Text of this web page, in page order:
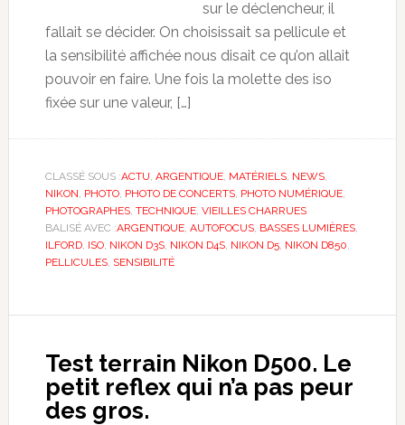
sur le déclencheur, il
fallait se décider. On choisissait sa pellicule et
la sensibilité affichée nous disait ce qu’on allait
pouvoir en faire. Une fois la molette des iso
fixée sur une valeur, […]
CLASSÉ SOUS :ACTU ARGENTIQUE, MATÉRIELS, NEWS,
NIKON PHOTO, PHOTO DE CONCERTS, PHOTO NUMÉRIQUE,
PHOTOGRAPHES, TECHNIQUE, VIEILLES CHARRUES
BALISÉ AVEC :ARGENTIQUE, AUTOFOCUS, BASSES LUMIÈRES,
ILFORD, ISO, NIKON D3S, NIKON D4S, NIKON D5, NIKON D850
PELLICULES, SENSIBILITÉ
Test terrain Nikon D500. Le
petit reflex qui n’a pas peur
des gros.